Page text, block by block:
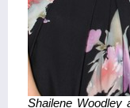
Shailene Woodley